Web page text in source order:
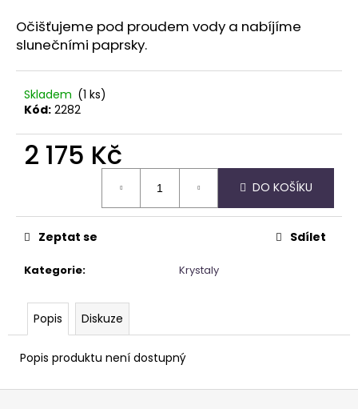
Očišťujeme pod proudem vody a nabíjíme
slunečními paprsky.
Skladem (1 ks)
Kód: 2282
2 175 Kč
DO KOŠÍKU
Kategorie: Krystaly
Zeptat se Sdílet
Popis Diskuze
Popis produktu není dostupný
Z